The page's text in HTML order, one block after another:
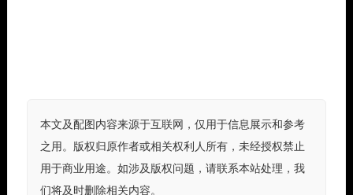
本文及配图内容来源于互联网，仅用于信息展示和参考
之用。版权归原作者或相关权利人所有，未经授权禁止
用于商业用途。如涉及版权问题，请联系本站处理，我
们将及时删除相关内容。